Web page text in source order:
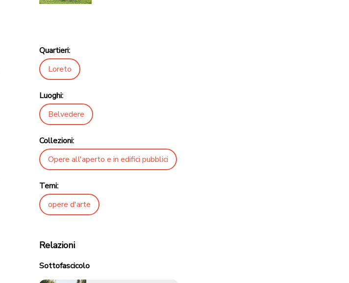
Quartieri:
Loreto
Luoghi:
Belvedere
Collezioni:
Opere all'aperto e in edifici pubblici
Temi:
opere d'arte
Relazioni
Sottofascicolo